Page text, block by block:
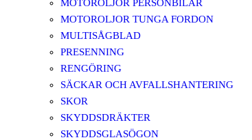
MOTOROLJOR PERSONBILAR
MOTOROLJOR TUNGA FORDON
MULTISÅGBLAD
PRESENNING
RENGÖRING
SÄCKAR OCH AVFALLSHANTERING
SKOR
SKYDDSDRÄKTER
SKYDDSGLASÖGON